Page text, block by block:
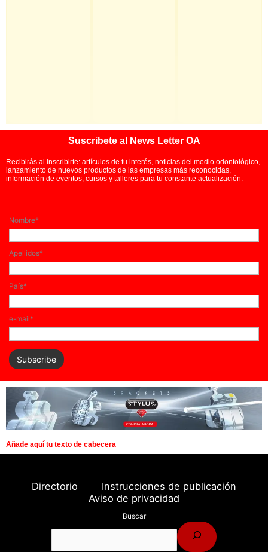
Suscribete al News Letter OA
Recibirás al inscribirte: artículos de tu interés, noticias del medio odontológico,
lanzamiento de nuevos productos de las empresas más reconocidas,
información de eventos, cursos y talleres para tu constante actualización.
Nombre*
Apellidos*
País*
e-mail*
Añade aquí tu texto de cabecera
Directorio
Instrucciones de publicación
Aviso de privacidad
Buscar